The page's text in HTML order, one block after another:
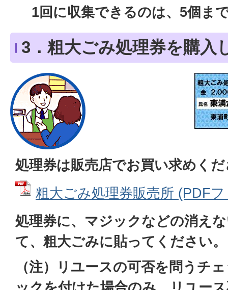
1回に収集できるのは、5個ま
3．粗大ごみ処理券を購入
処理券は販売店でお買い求めく
粗大ごみ処理券販売所 (PDF
処理券に、マジックなどの消え
て、粗大ごみに貼ってください。
（注）リユースの可否を問うチ